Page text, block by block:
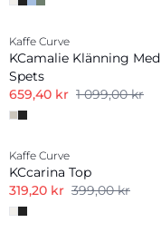
-40%
Kaffe Curve
KCamalie Klänning Med
Spets
659,40 kr 1 099,00 kr
-20%
Kaffe Curve
KCcarina Top
319,20 kr 399,00 kr
-40%